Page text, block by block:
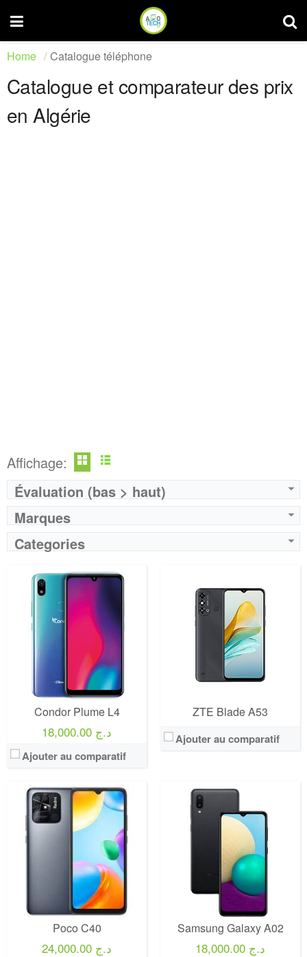
Home Catalogue téléphone
Catalogue et comparateur des prix
en Algérie
Affichage:
Évaluation (bas > haut)
Marques
Categories
Condor Plume L4
18,000.00 د.ج
Ajouter au comparatif
ZTE Blade A53
Ajouter au comparatif
Poco C40
24,000.00 د.ج
Samsung Galaxy A02
18,000.00 د.ج